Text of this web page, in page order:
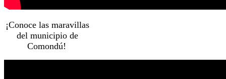
¡Conoce las maravillas
del municipio de
Comondú!